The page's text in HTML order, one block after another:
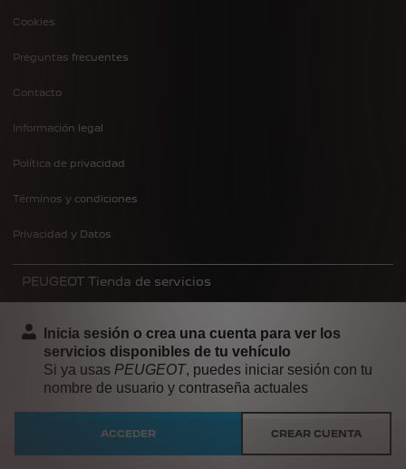
Footer
menu
Cookies
Preguntas frecuentes
Contacto
Información legal
Política de privacidad
Términos y condiciones
Privacidad y Datos
PEUGEOT Tienda de servicios
Inicia sesión o crea una cuenta para ver los
servicios disponibles de tu vehículo
Si ya usas PEUGEOT , puedes iniciar sesión con tu
nombre de usuario y contraseña actuales
ACCEDER CREAR CUENTA